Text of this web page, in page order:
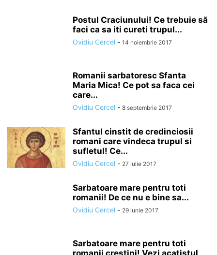
Postul Craciunului! Ce trebuie să
faci ca sa iti cureti trupul...
Ovidiu Cercel - 14 noiembrie 2017
Romanii sarbatoresc Sfanta
Maria Mica! Ce pot sa faca cei
care...
Ovidiu Cercel - 8 septembrie 2017
Sfantul cinstit de credinciosii
romani care vindeca trupul si
sufletul! Ce...
Ovidiu Cercel - 27 iulie 2017
Sarbatoare mare pentru toti
romanii! De ce nu e bine sa...
Ovidiu Cercel - 29 iunie 2017
Sarbatoare mare pentru toti
romanii crestini! Vezi acatistul